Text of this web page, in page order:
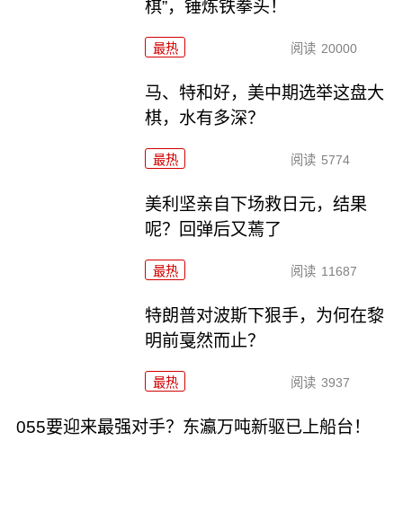
棋”，锤炼铁拳头！
最热 阅读 20000
马、特和好，美中期选举这盘大
棋，水有多深？
最热 阅读 5774
美利坚亲自下场救日元，结果
呢？回弹后又蔫了
最热 阅读 11687
特朗普对波斯下狠手，为何在黎
明前戛然而止？
最热 阅读 3937
055要迎来最强对手？东瀛万吨新驱已上船台！